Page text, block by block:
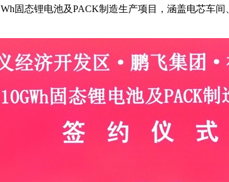
固态锂电池及PACK制造生产项目，涵盖电芯车